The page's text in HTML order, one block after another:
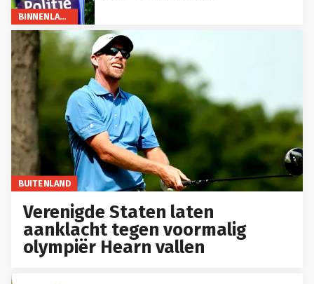
BINNENLAND
BUITENLAND
Verenigde Staten laten
aanklacht tegen voormalig
olympiër Hearn vallen